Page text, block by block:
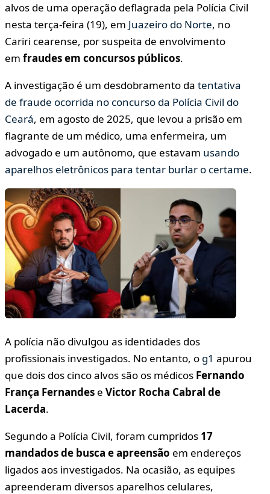
alvos de uma operação deflagrada pela Polícia Civil
nesta terça-feira (19), em Juazeiro do Norte, no
Cariri cearense, por suspeita de envolvimento
em fraudes em concursos públicos.
A investigação é um desdobramento da tentativa
de fraude ocorrida no concurso da Polícia Civil do
Ceará, em agosto de 2025, que levou a prisão em
flagrante de um médico, uma enfermeira, um
advogado e um autônomo, que estavam usando
aparelhos eletrônicos para tentar burlar o certame.
A polícia não divulgou as identidades dos
profissionais investigados. No entanto, o g1 apurou
que dois dos cinco alvos são os médicos Fernando
França Fernandes e Victor Rocha Cabral de
Lacerda.
Segundo a Polícia Civil, foram cumpridos 17
mandados de busca e apreensão em endereços
ligados aos investigados. Na ocasião, as equipes
apreenderam diversos aparelhos celulares,